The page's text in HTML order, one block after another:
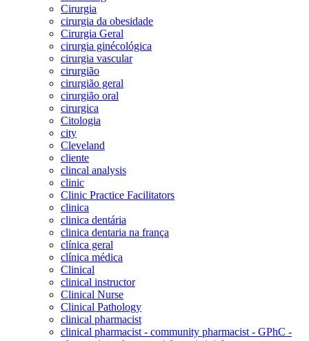
Cirurgia
cirurgia da obesidade
Cirurgia Geral
cirurgia ginécológica
cirurgia vascular
cirurgião
cirurgião geral
cirurgião oral
cirurgica
Citologia
city
Cleveland
cliente
clincal analysis
clinic
Clinic Practice Facilitators
clinica
clinica dentária
clinica dentaria na frança
clínica geral
clínica médica
Clinical
clinical instructor
Clinical Nurse
Clinical Pathology
clinical pharmacist
clinical pharmacist - community pharmacist - GPhC -